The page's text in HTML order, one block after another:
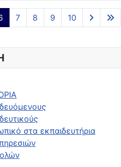
στα εκπαιδευτήρια
7 8 9 10